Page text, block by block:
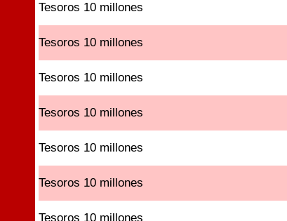
Tesoros 10 millones
Tesoros 10 millones
Tesoros 10 millones
Tesoros 10 millones
Tesoros 10 millones
Tesoros 10 millones
Tesoros 10 millones